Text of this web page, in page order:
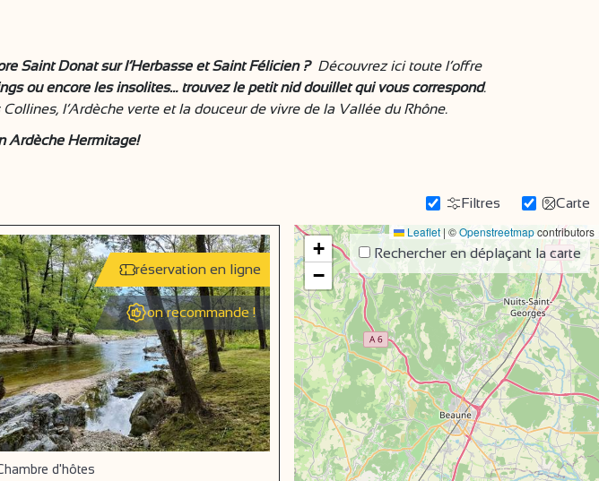
Saint Donat sur l’Herbasse et Saint Félicien ? Découvrez ici toute l’offre
ou encore les insolites… trouvez le petit nid douillet qui vous correspond.
l’Ardèche verte et la douceur de vivre de la Vallée du Rhône.
Ardèche Hermitage!
Filtres Carte
réservation en ligne
on recommande !
d'hôtes
Rechercher en déplaçant la carte
+
−
Leaflet | ©Openstreetmapcontributors